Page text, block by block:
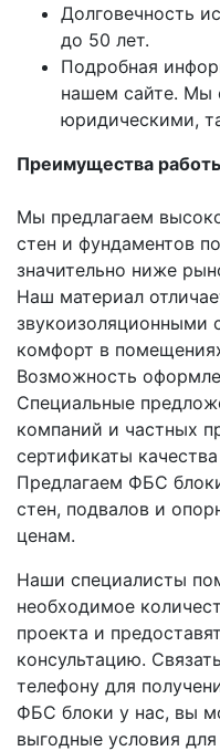
Долговечность
до 50 лет.
Подробная
нашем сайте. Мы
юридическими,
Преимущества
Мы предлагаем
стен и фундаментов
значительно ниже
Наш материал
звукоизоляционными
комфорт в
Возможность
Специальные
компаний и частных
сертификаты
Предлагаем ФБС
стен, подвалов и
ценам.
Наши специалисты
необходимое
проекта и
консультацию.
телефону для
ФБС блоки у нас, вы
выгодные условия